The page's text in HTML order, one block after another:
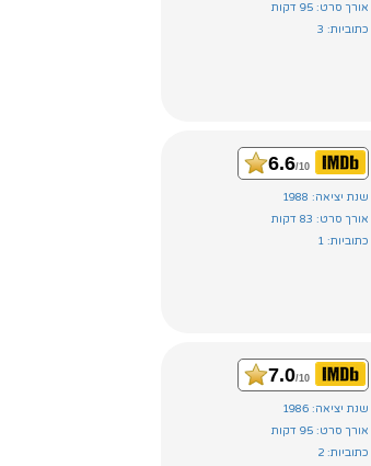
אורך סרט: 95 דקות
כתוביות: 3
6.6/10
שנת יציאה: 1988
אורך סרט: 83 דקות
כתוביות: 1
7.0/10
שנת יציאה: 1986
אורך סרט: 95 דקות
כתוביות: 2